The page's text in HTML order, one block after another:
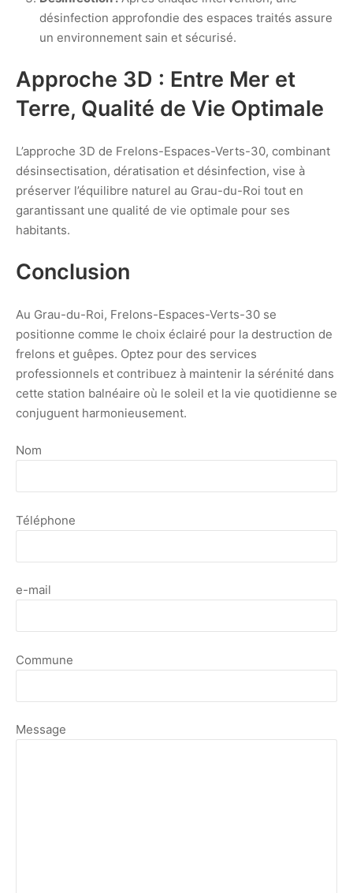
désinfection approfondie des espaces traités assure
un environnement sain et sécurisé.
Approche 3D : Entre Mer et
Terre, Qualité de Vie Optimale
L’approche 3D de Frelons-Espaces-Verts-30, combinant
désinsectisation, dératisation et désinfection, vise à
préserver l’équilibre naturel au Grau-du-Roi tout en
garantissant une qualité de vie optimale pour ses
habitants.
Conclusion
Au Grau-du-Roi, Frelons-Espaces-Verts-30 se
positionne comme le choix éclairé pour la destruction de
frelons et guêpes. Optez pour des services
professionnels et contribuez à maintenir la sérénité dans
cette station balnéaire où le soleil et la vie quotidienne se
conjuguent harmonieusement.
Nom
Téléphone
e-mail
Commune
Message